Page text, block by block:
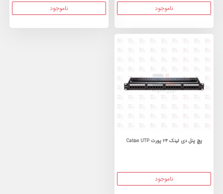
ناموجود ناموجود
پچ پنل دی لینک 24 پورت Cat5e UTP
ناموجود